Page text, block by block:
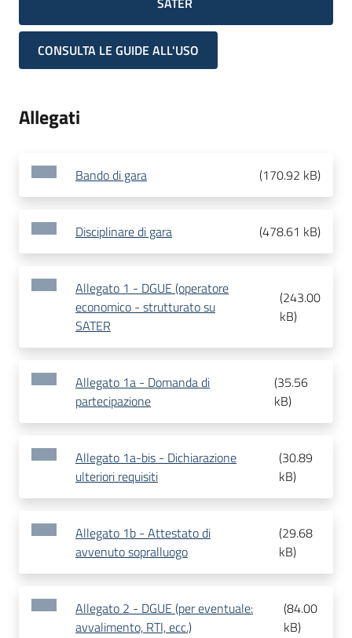
CONSULTA LE GUIDE ALL'USO
Allegati
Bando di gara (170.92 kB)
Disciplinare di gara (478.61 kB)
Allegato 1 - DGUE (operatore
economico - strutturato su
SATER
(243.00
kB)
Allegato 1a - Domanda di
partecipazione
(35.56
kB)
Allegato 1a-bis - Dichiarazione
ulteriori requisiti
(30.89
kB)
Allegato 1b - Attestato di
avvenuto sopralluogo
(29.68
kB)
Allegato 2 - DGUE (per eventuale:
avvalimento, RTI, ecc.)
(84.00
kB)